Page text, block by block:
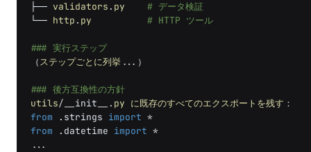
├── validators . py
# データ検証
└── http . py # HTTP ツール
### 実行ステップ
（ステップごとに列挙 ... ）
### 後方互換性の方針
utils/ __init__ . py に既存のすべてのエクスポートを残す ：
from
.strings import *
from
.datetime import *
...